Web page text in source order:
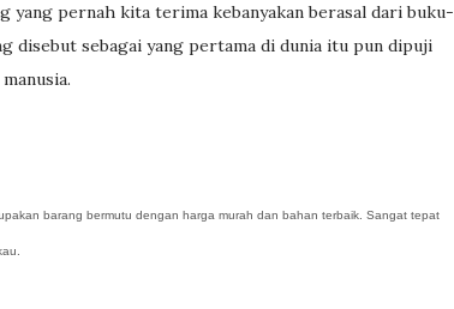
yang pernah kita terima kebanyakan berasal dari buku-
disebut sebagai yang pertama di dunia itu pun dipuji
barang bermutu dengan harga murah dan bahan terbaik. Sangat tepat